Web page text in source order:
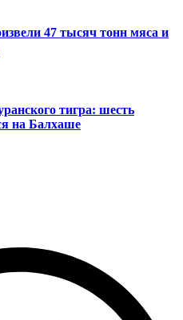
47 тысяч тонн мяса и
тигра: шесть
на Балхаше